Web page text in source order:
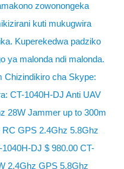
zowonongeka
kuti mukugwira
Kuperekedwa padziko
ya malonda ndi malonda.
Chizindikiro cha Skype:
CT-1040H-DJ Anti UAV
28W Jammer up to 300m
GPS 2.4Ghz 5.8Ghz
DJ $ 980.00 CT-
2.4Ghz GPS 5.8Ghz